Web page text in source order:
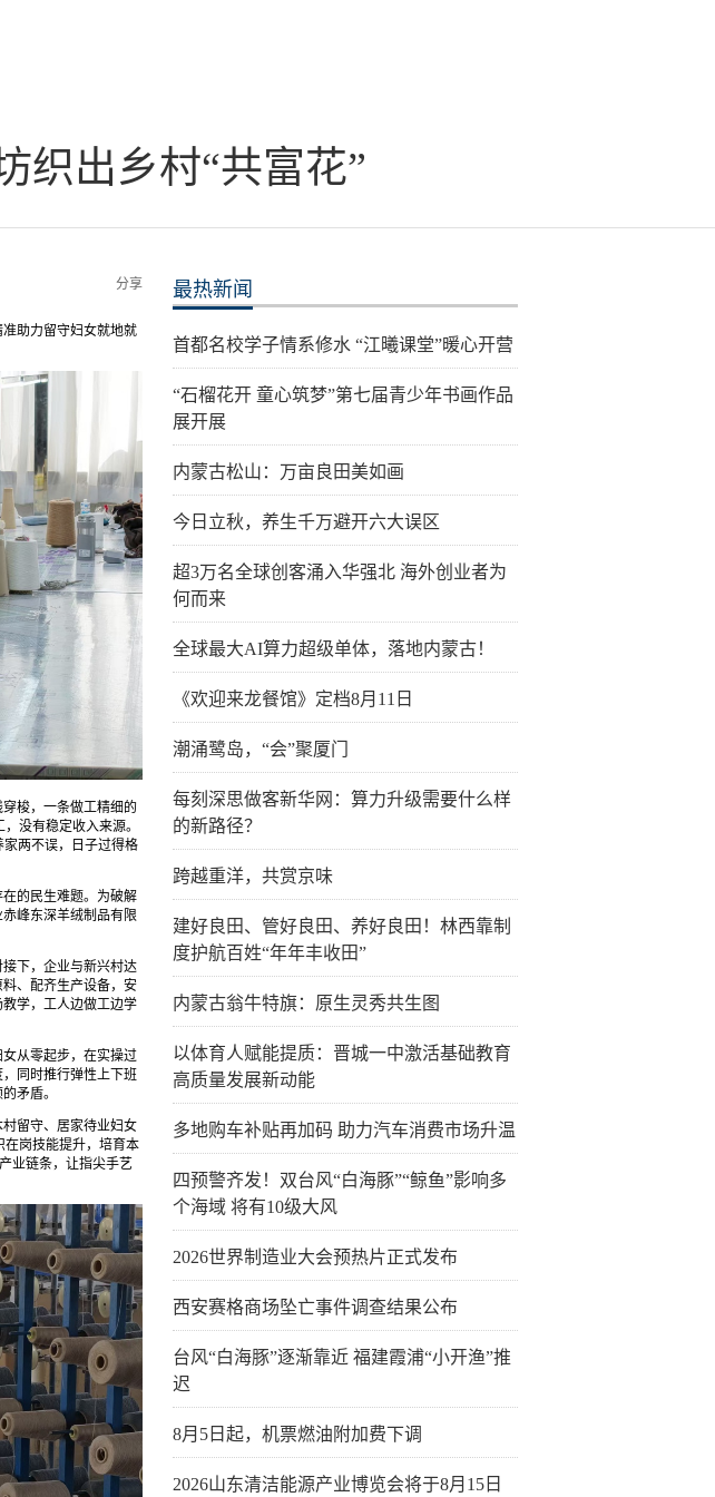
织出乡村“共富花”
分享
助力留守妇女就地就
梭，一条做工精细的
没有稳定收入来源。
两不误，日子过得格
的民生难题。为破解
峰东深羊绒制品有限
下，企业与新兴村达
、配齐生产设备，安
学，工人边做工边学
从零起步，在实操过
同时推行弹性上下班
矛盾。
留守、居家待业妇女
在岗技能提升，培育本
业链条，让指尖手艺
最热新闻
首都名校学子情系修水 “江曦课堂”暖心开营
“石榴花开 童心筑梦”第七届青少年书画作品
展开展
内蒙古松山：万亩良田美如画
今日立秋，养生千万避开六大误区
超3万名全球创客涌入华强北 海外创业者为
何而来
全球最大AI算力超级单体，落地内蒙古！
《欢迎来龙餐馆》定档8月11日
潮涌鹭岛，“会”聚厦门
每刻深思做客新华网：算力升级需要什么样
的新路径？
跨越重洋，共赏京味
建好良田、管好良田、养好良田！林西靠制
度护航百姓“年年丰收田”
内蒙古翁牛特旗：原生灵秀共生图
以体育人赋能提质：晋城一中激活基础教育
高质量发展新动能
多地购车补贴再加码 助力汽车消费市场升温
四预警齐发！双台风“白海豚”“鲸鱼”影响多
个海域 将有10级大风
2026世界制造业大会预热片正式发布
西安赛格商场坠亡事件调查结果公布
台风“白海豚”逐渐靠近 福建霞浦“小开渔”推
迟
8月5日起，机票燃油附加费下调
2026山东清洁能源产业博览会将于8月15日